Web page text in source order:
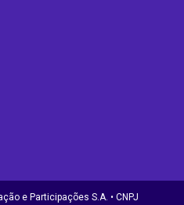
e Participações S.A. • CNPJ